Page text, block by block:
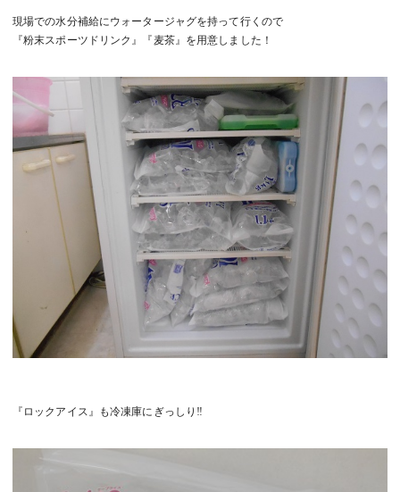
現場での水分補給にウォータージャグを持って行くので
『粉末スポーツドリンク』『麦茶』を用意しました！
『ロックアイス』も冷凍庫にぎっしり‼